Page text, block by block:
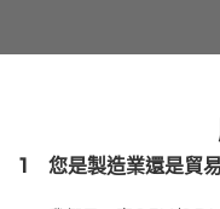
1 您是製造業還是貿